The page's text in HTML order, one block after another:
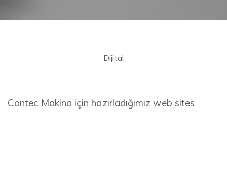
Dijital
Contec Makina için hazırladığımız web sites